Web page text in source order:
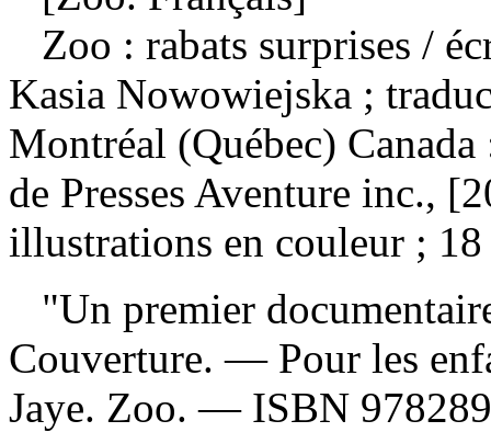
Zoo : rabats surprises /
Kasia Nowowiejska ;
Montréal (Québec)
de Presses Aventure inc.,
illustrations en couleur ;
"Un premier
Couverture. — Pour les
Jaye. Zoo. — ISBN